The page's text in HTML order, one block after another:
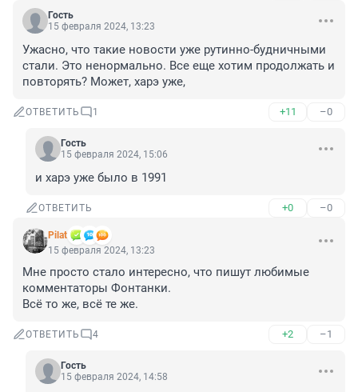
Гость
15 февраля 2024, 13:23
Ужасно, что такие новости уже рутинно-будничными
стали. Это ненормально. Все еще хотим продолжать и
повторять? Может, харэ уже,
ОТВЕТИТЬ 1 +11 –0
Гость
15 февраля 2024, 15:06
и харэ уже было в 1991
ОТВЕТИТЬ +0 –0
Pilat
15 февраля 2024, 13:23
Мне просто стало интересно, что пишут любимые
комментаторы Фонтанки.
Всё то же, всё те же.
ОТВЕТИТЬ 4 +2 –1
Гость
15 февраля 2024, 14:58